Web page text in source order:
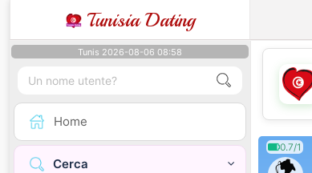
Tunisia Dating
Tunis 2026-08-06 08:58
Home
Cerca
0.7/1